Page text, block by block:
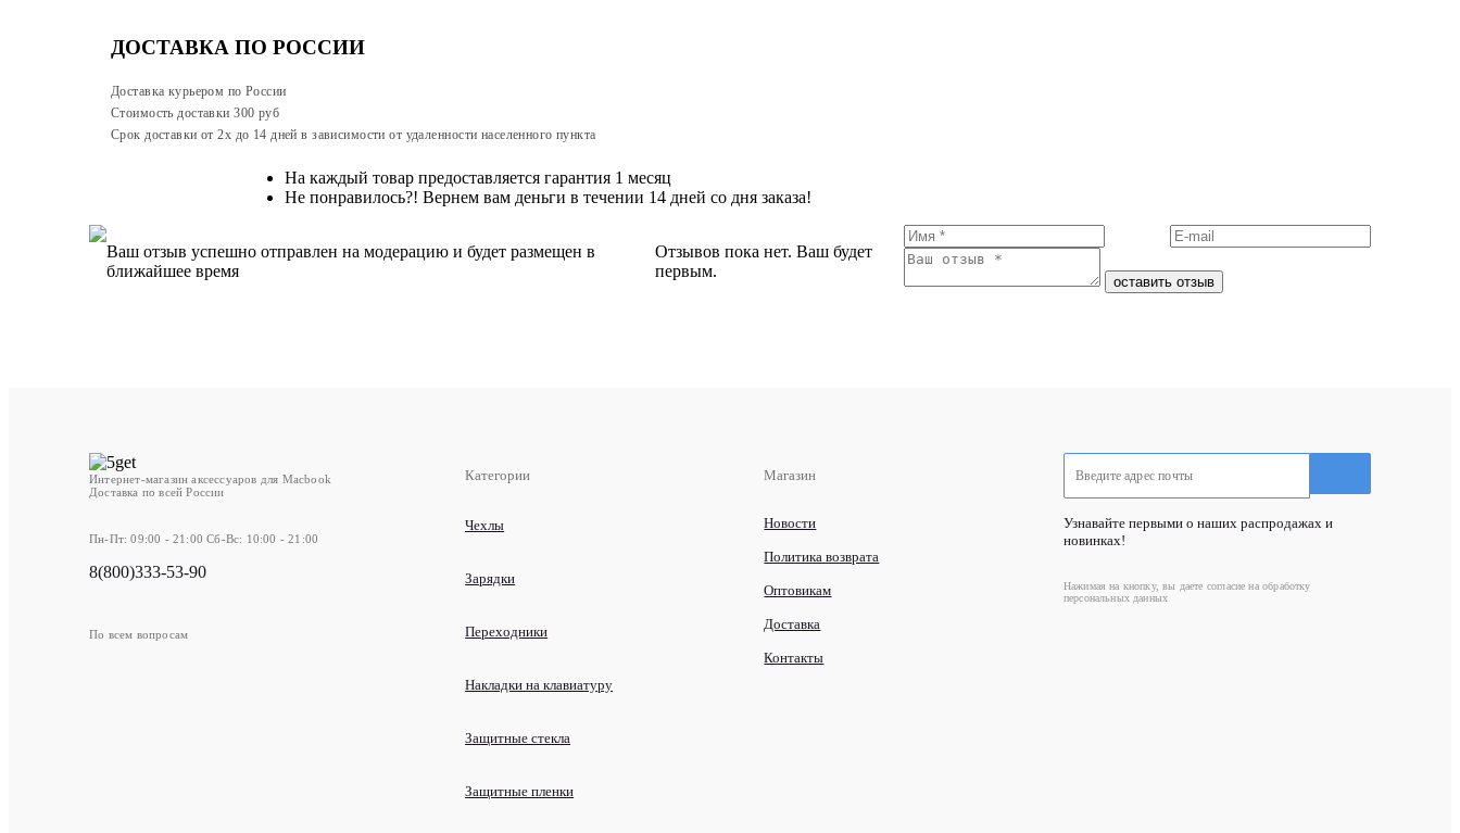
ДОСТАВКА ПО РОССИИ
Доставка курьером по России
Стоимость доставки 300 руб
Срок доставки от 2х до 14 дней в зависимости от удаленности населенного пункта
На каждый товар предоставляется гарантия 1 месяц
Не понравилось?! Вернем вам деньги в течении 14 дней со дня заказа!
Ваш отзыв успешно отправлен на модерацию и будет размещен в
ближайшее время
Отзывов пока нет. Ваш будет
первым.
оставить отзыв
Интернет-магазин аксессуаров для Macbook
Доставка по всей России
Пн-Пт: 09:00 - 21:00 Сб-Вс: 10:00 - 21:00
8(800)333-53-90
По всем вопросам
Категории
Чехлы
Зарядки
Переходники
Накладки на клавиатуру
Защитные стекла
Защитные пленки
Магазин
Новости
Политика возврата
Оптовикам
Доставка
Контакты
Узнавайте первыми о наших распродажах и
новинках!
Нажимая на кнопку, вы даете согласие на обработку
персональных данных